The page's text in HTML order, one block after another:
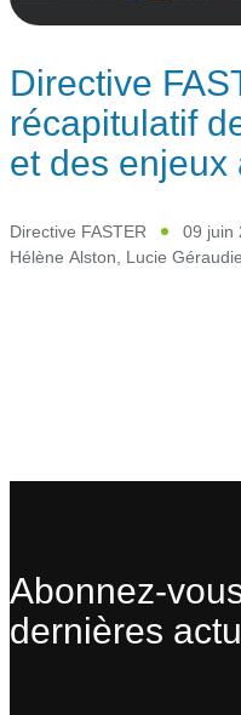
Directive
récapitulatif
et des
Directive FASTER
09 juin
Hélène Alston, Lucie Géraudie
Abonnez-
dernières